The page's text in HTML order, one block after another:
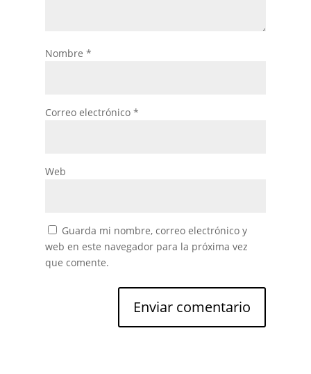
Nombre *
Correo electrónico *
Web
Guarda mi nombre, correo electrónico y
web en este navegador para la próxima vez
que comente.